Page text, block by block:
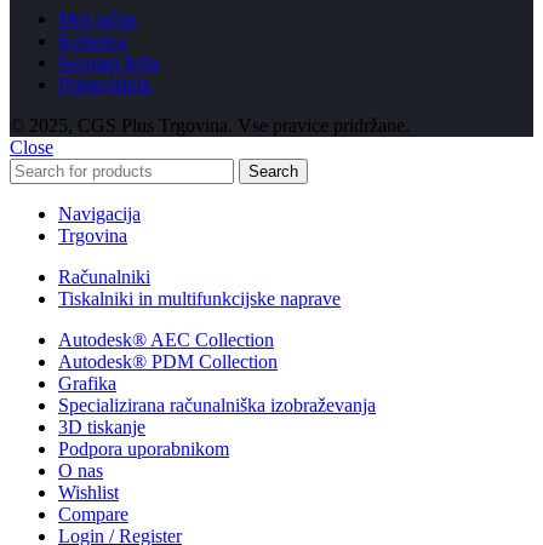
Moj račun
Košarica
Seznam želja
Primerjalnik
© 2025, CGS Plus Trgovina. Vse pravice pridržane.
Close
Search
Navigacija
Trgovina
Računalniki
Tiskalniki in multifunkcijske naprave
Autodesk® AEC Collection
Autodesk® PDM Collection
Grafika
Specializirana računalniška izobraževanja
3D tiskanje
Podpora uporabnikom
O nas
Wishlist
Compare
Login / Register